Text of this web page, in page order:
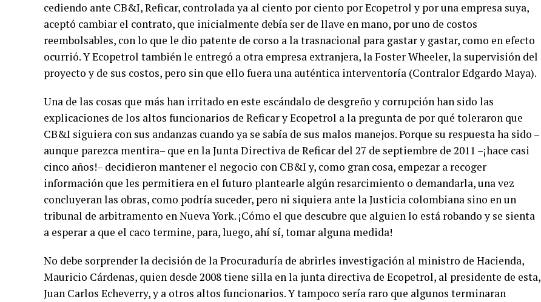
cediendo ante CB&I, Reficar, controlada ya al ciento por ciento por Ecopetrol y por una empresa suya,
aceptó cambiar el contrato, que inicialmente debía ser de llave en mano, por uno de costos
reembolsables, con lo que le dio patente de corso a la trasnacional para gastar y gastar, como en efecto
ocurrió. Y Ecopetrol también le entregó a otra empresa extranjera, la Foster Wheeler, la supervisión del
proyecto y de sus costos, pero sin que ello fuera una auténtica interventoría (Contralor Edgardo Maya).
Una de las cosas que más han irritado en este escándalo de desgreño y corrupción han sido las
explicaciones de los altos funcionarios de Reficar y Ecopetrol a la pregunta de por qué toleraron que
CB&I siguiera con sus andanzas cuando ya se sabía de sus malos manejos. Porque su respuesta ha sido –
aunque parezca mentira– que en la Junta Directiva de Reficar del 27 de septiembre de 2011 –¡hace casi
cinco años!– decidieron mantener el negocio con CB&I y, como gran cosa, empezar a recoger
información que les permitiera en el futuro plantearle algún resarcimiento o demandarla, una vez
concluyeran las obras, como podría suceder, pero ni siquiera ante la Justicia colombiana sino en un
tribunal de arbitramento en Nueva York. ¡Cómo el que descubre que alguien lo está robando y se sienta
a esperar a que el caco termine, para, luego, ahí sí, tomar alguna medida!
No debe sorprender la decisión de la Procuraduría de abrirles investigación al ministro de Hacienda,
Mauricio Cárdenas, quien desde 2008 tiene silla en la junta directiva de Ecopetrol, al presidente de esta,
Juan Carlos Echeverry, y a otros altos funcionarios. Y tampoco sería raro que algunos terminaran